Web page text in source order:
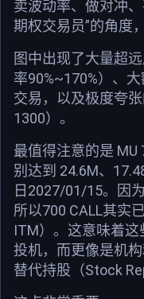
卖波动率、做对冲
期权交易员”的角度
图中出现了大量超
率90%~170%）、
交易，以及极度夸
1300）。
最值得注意的是 MU
别达到 24.6M、
日2027/01/15。因
所以700 CALL其实
ITM）。这意味着这
投机，而更像是机
替代持股（Stock